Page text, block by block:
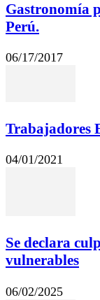
Gastronomía
Perú.
06/17/2017
Trabajadores
04/01/2021
Se declara
vulnerables
06/02/2025